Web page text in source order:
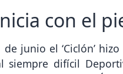
con el
junio el ‘Ciclón’
siempre difícil